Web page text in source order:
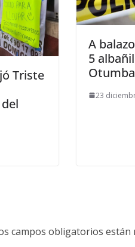
Triste
A
5
Otumba
23
campos obligatorios están